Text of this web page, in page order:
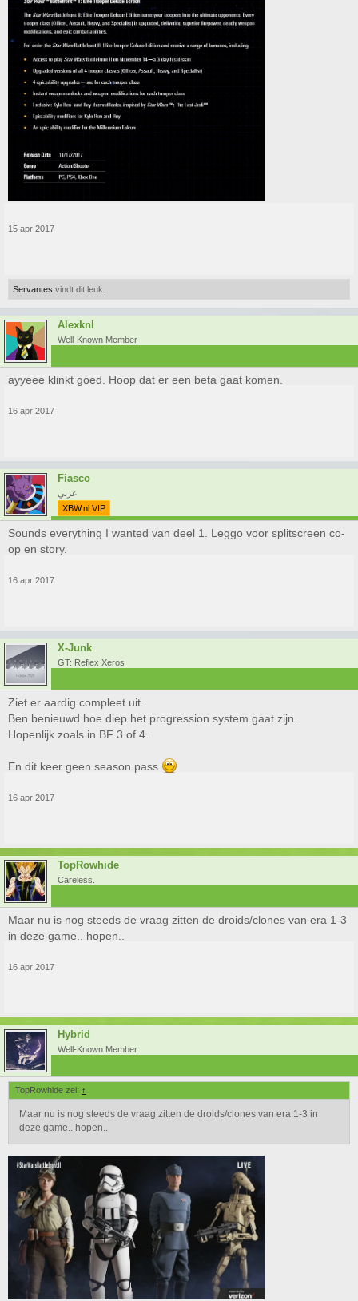
15 apr 2017
Servantes vindt dit leuk.
Alexknl
Well-Known Member
ayyeee klinkt goed. Hoop dat er een beta gaat komen.
16 apr 2017
Fiasco
عربي
XBW.nl VIP
Sounds everything I wanted van deel 1. Leggo voor splitscreen co-
op en story.
16 apr 2017
X-Junk
GT: Reflex Xeros
Ziet er aardig compleet uit.
Ben benieuwd hoe diep het progression system gaat zijn.
Hopenlijk zoals in BF 3 of 4.
En dit keer geen season pass
16 apr 2017
TopRowhide
Careless.
Maar nu is nog steeds de vraag zitten de droids/clones van era 1-3
in deze game.. hopen..
16 apr 2017
Hybrid
Well-Known Member
TopRowhide zei: ↑
Maar nu is nog steeds de vraag zitten de droids/clones van era 1-3 in
deze game.. hopen..